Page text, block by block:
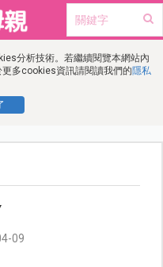
分析技術。若繼續閱覽本網站內
多cookies資訊請閱讀我們的隱私
09